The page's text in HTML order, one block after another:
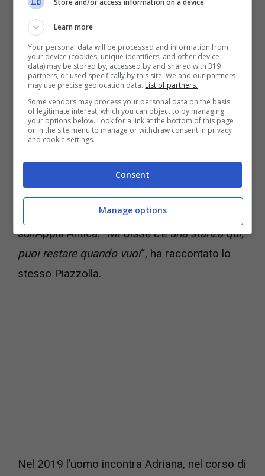
L’assistente segue l’artista nei suoi vari
impegni pubblici e privati, tanto da diventare
l’uomo di fiducia della compianta attrice.
Diversi iregaliche Gina Lollobrigida ha fatto
nel corso degli anni al suo assistente. Tutti a
testimoniare la stima e l’affetto nei suoi
propone di andare a vivere nella sua villa
sull’Appia Antica. “Mi disse c’è una stanza qui,
puoi restare quando vuoi“, ha raccontato lo
stesso Piazzolla.
Nel 2019 l’uomo incontra Adriana, nel corso di
Store and/or access information on a device
Learn more
Your personal data will be processed and information from
your device (cookies, unique identifiers, and other device
data) may be stored by, accessed by and shared with 319
partners, or used specifically by this site. We and our partners
may use precise geolocation data. List of partners.
Some vendors may process your personal data on the basis
of legitimate interest, which you can object to by managing
your options below. Look for a link at the bottom of this page
or in the site menu to manage or withdraw consent in privacy
and cookie settings.
Consent
Manage options